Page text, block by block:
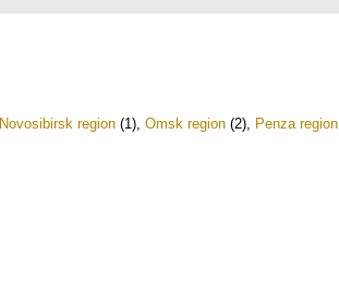
Novosibirsk region (1), Omsk region (2), Penza region